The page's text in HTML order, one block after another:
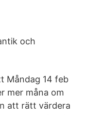
och
Måndag 14 feb
mer måna om
att rätt värdera